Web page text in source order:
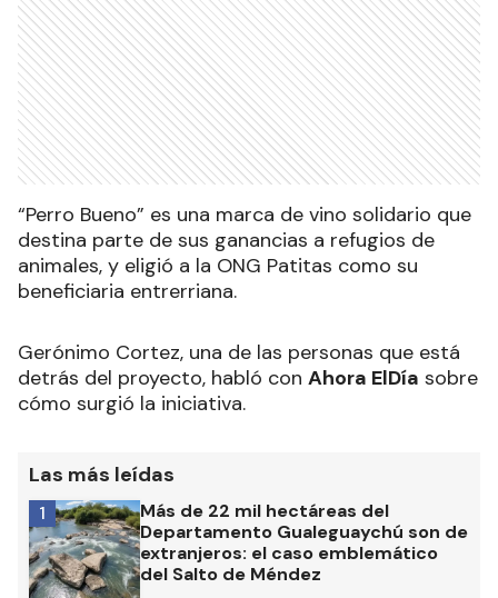
“Perro Bueno” es una marca de vino solidario que
destina parte de sus ganancias a refugios de
animales, y eligió a la ONG Patitas como su
beneficiaria entrerriana.
Gerónimo Cortez, una de las personas que está
detrás del proyecto, habló con Ahora ElDía sobre
cómo surgió la iniciativa.
Las más leídas
Más de 22 mil hectáreas del
Departamento Gualeguaychú son de
extranjeros: el caso emblemático
del Salto de Méndez
1